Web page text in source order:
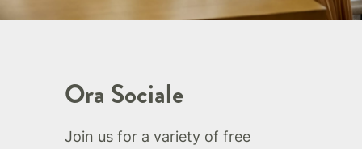
Ora Sociale
Join us for a variety of free